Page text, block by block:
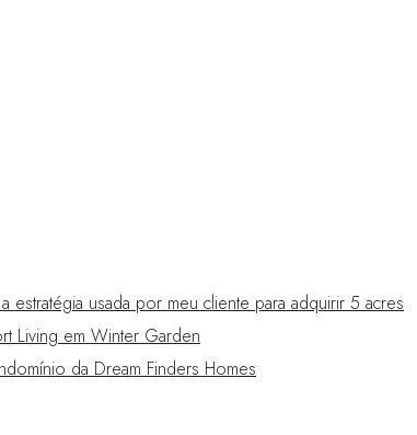
usada por meu cliente para adquirir 5 acres
Living em Winter Garden
da Dream Finders Homes